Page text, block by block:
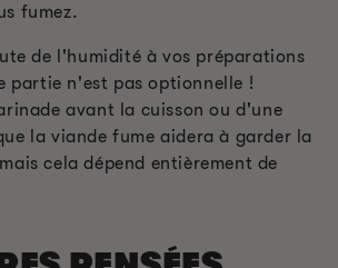
fumez.
de l'humidité à vos préparations
partie n'est pas optionnelle !
avant la cuisson ou d'une
la viande fume aidera à garder la
cela dépend entièrement de